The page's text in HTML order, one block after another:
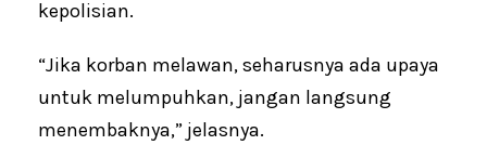
kepolisian.
“Jika korban melawan, seharusnya ada upaya
untuk melumpuhkan, jangan langsung
menembaknya,” jelasnya.